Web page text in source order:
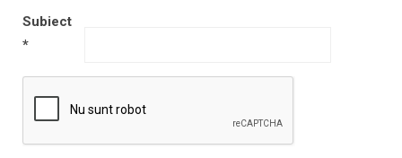
Subiect
*